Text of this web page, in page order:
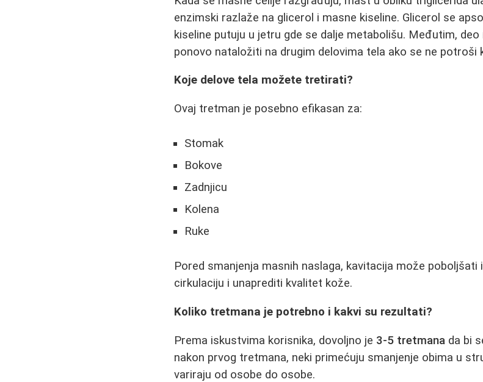
enzimski razlaže na glicerol i masne kiseline. Glicerol se
kiseline putuju u jetru gde se dalje metabolišu. Međutim,
ponovo nataložiti na drugim delovima tela ako se ne
Koje delove tela možete tretirati?
Ovaj tretman je posebno efikasan za:
Stomak
Bokove
Zadnjicu
Kolena
Ruke
Pored smanjenja masnih naslaga, kavitacija može poboljšati
cirkulaciju i unaprediti kvalitet kože.
Koliko tretmana je potrebno i kakvi su rezultati?
Prema iskustvima korisnika, dovoljno je 3-5 tretmana da bi
nakon prvog tretmana, neki primećuju smanjenje obima u
variraju od osobe do osobe.